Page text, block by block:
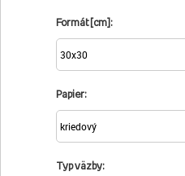
Formát [cm]:
Papier:
Typ väzby: